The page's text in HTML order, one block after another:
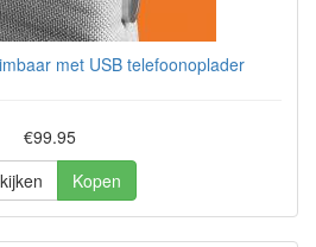
met USB telefoonoplader
€99.95
Kopen